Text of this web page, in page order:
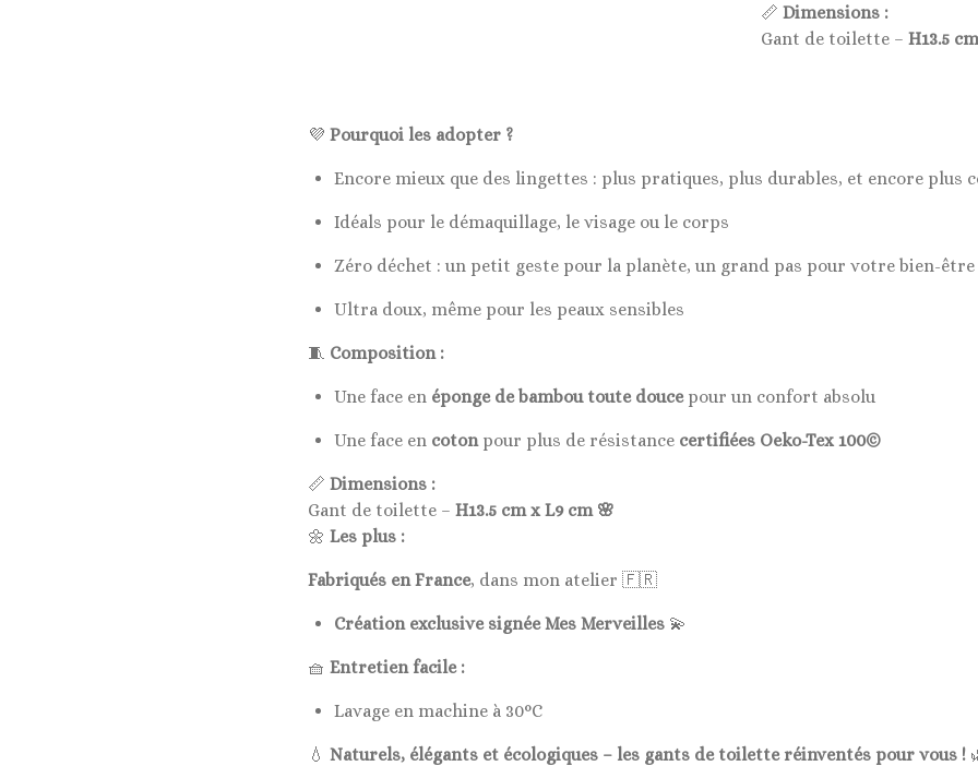
📏 Dimensions :
Gant de toilette – H13.5
💜 Pourquoi les adopter ?
Encore mieux que des lingettes : plus pratiques, plus durables, et encore plus
Idéals pour le démaquillage, le visage ou le corps
Zéro déchet : un petit geste pour la planète, un grand pas pour votre bien-être
Ultra doux, même pour les peaux sensibles
🧵 Composition :
Une face en éponge de bambou toute doucepour un confort absolu
Une face en coton pour plus de résistance certifiées Oeko-Tex 100©
📏 Dimensions :
Gant de toilette – H13.5 cm x L9 cm 🌸
🌼 Les plus :
Fabriqués en France, dans mon atelier 🇫🇷
Création exclusive signée Mes Merveilles 💫
🧺 Entretien facile :
Lavage en machine à 30°C
💧 Naturels, élégants et écologiques – les gants de toilette réinventés pour vous !